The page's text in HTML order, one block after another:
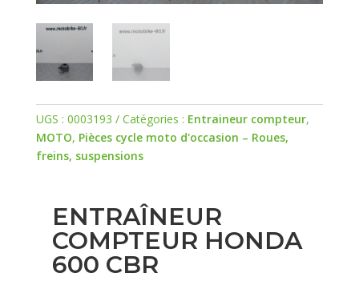
UGS : 0003193 Catégories : Entraineur compteur,
MOTO, Pièces cycle moto d'occasion – Roues,
freins, suspensions
ENTRAÎNEUR
COMPTEUR HONDA
600 CBR